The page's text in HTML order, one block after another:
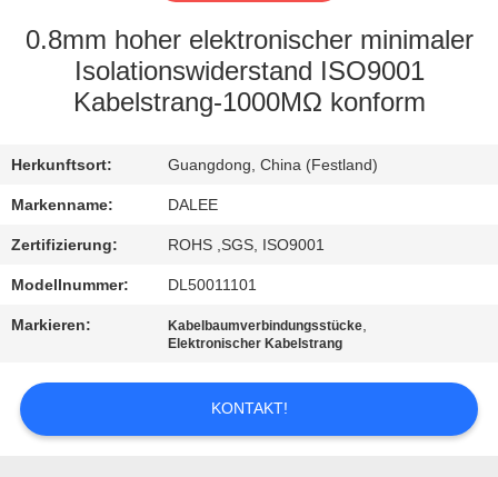
QUALITÄTSKONTROLLE
SIE
MIT
UNS
IN
VERBINDUNG
FORDERN
SIE
0.8mm hoher elektronischer minimaler
Isolationswiderstand ISO9001
Kabelstrang-1000MΩ konform
Herkunftsort: Guangdong, China (Festland)
Markenname: DALEE
Zertifizierung: ROHS ,SGS, ISO9001
Modellnummer: DL50011101
Markieren: Kabelbaumverbindungsstücke,
Elektronischer Kabelstrang
KONTAKT!